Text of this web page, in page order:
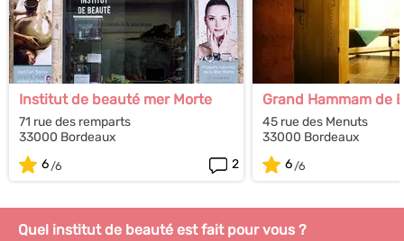
Institut de beauté mer Morte
71 rue des remparts
33000 Bordeaux
6
2
Grand Hammam de
45 rue des Menuts
33000 Bordeaux
6
Quel institut de beauté est fait pour vous ?